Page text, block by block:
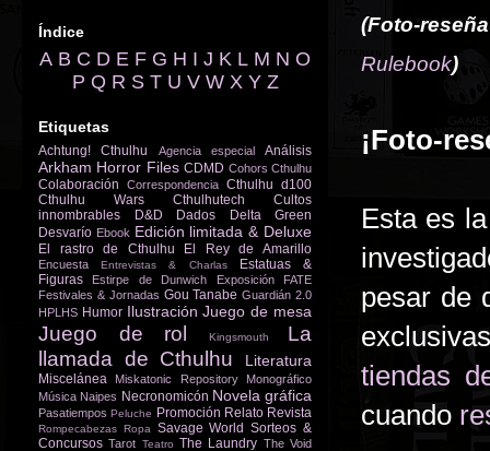
(Foto-
Rulebook)
¡Foto-
Esta es
pesar de
tiendas
cuando
Índice
A B C D E F G H I J K L M N O
P Q R S T U V W X Y Z
Etiquetas
Achtung! Cthulhu Agencia especial Análisis
Arkham Horror Files CDMD Cohors Cthulhu
Colaboración Correspondencia Cthulhu d100
Cthulhu Wars
Cthulhutech
Cultos
innombrables
D&D Dados
Delta Green
Desvarío Ebook Edición limitada & Deluxe
El rastro de Cthulhu El Rey de Amarillo
Encuesta Entrevistas & Charlas
Estatuas &
Figuras
Estirpe de Dunwich Exposición
FATE
Festivales & Jornadas Gou Tanabe Guardián 2.0
HPLHS Humor Ilustración Juego de mesa
Juego de rol Kingsmouth
La
llamada de Cthulhu
Literatura
Miscelánea Miskatonic Repository
Monográfico
Música Naipes Necronomicón Novela gráfica
Pasatiempos Peluche Promoción Relato Revista
Rompecabezas Ropa Savage World Sorteos &
Concursos Tarot Teatro The Laundry The Void